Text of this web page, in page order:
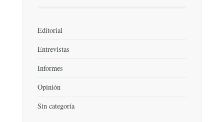
Editorial
Entrevistas
Informes
Opinión
Sin categoría